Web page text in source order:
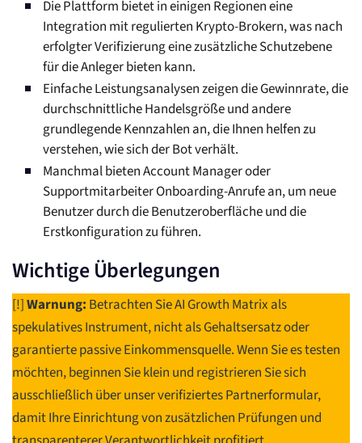
Die Plattform bietet in einigen Regionen eine
Integration mit regulierten Krypto-Brokern, was nach
erfolgter Verifizierung eine zusätzliche Schutzebene
für die Anleger bieten kann.
Einfache Leistungsanalysen zeigen die Gewinnrate, die
durchschnittliche Handelsgröße und andere
grundlegende Kennzahlen an, die Ihnen helfen zu
verstehen, wie sich der Bot verhält.
Manchmal bieten Account Manager oder
Supportmitarbeiter Onboarding-Anrufe an, um neue
Benutzer durch die Benutzeroberfläche und die
Erstkonfiguration zu führen.
Wichtige Überlegungen
[!]Warnung: Betrachten Sie AI Growth Matrix als
spekulatives Instrument, nicht als Gehaltsersatz oder
garantierte passive Einkommensquelle. Wenn Sie es testen
möchten, beginnen Sie klein und registrieren Sie sich
ausschließlich über unser verifiziertes Partnerformular,
damit Ihre Einrichtung von zusätzlichen Prüfungen und